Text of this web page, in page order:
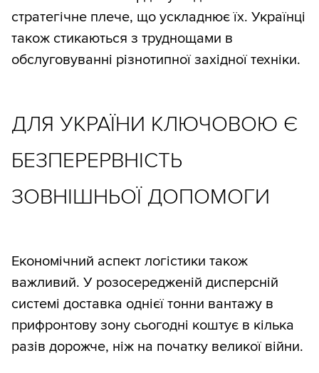
стратегічне плече, що ускладнює їх. Українці
також стикаються з труднощами в
обслуговуванні різнотипної західної техніки.
ДЛЯ УКРАЇНИ КЛЮЧОВОЮ Є
БЕЗПЕРЕРВНІСТЬ
ЗОВНІШНЬОЇ ДОПОМОГИ
Економічний аспект логістики також
важливий. У розосередженій дисперсній
системі доставка однієї тонни вантажу в
прифронтову зону сьогодні коштує в кілька
разів дорожче, ніж на початку великої війни.